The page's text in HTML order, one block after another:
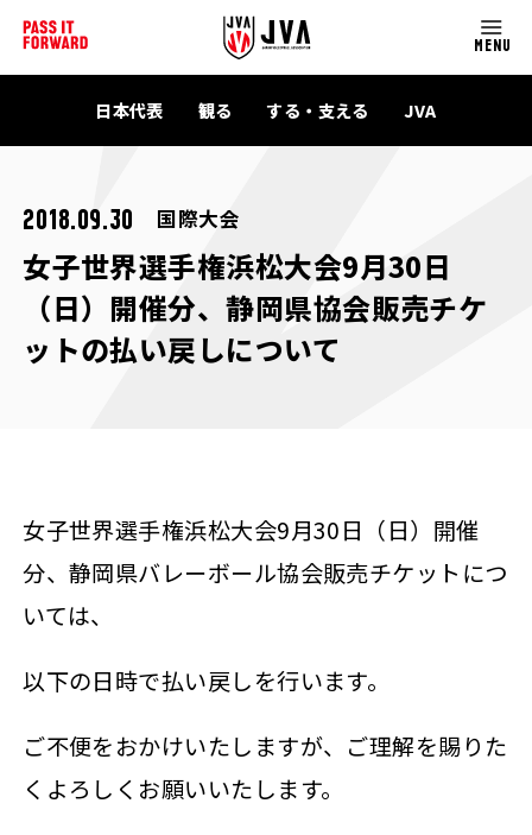
MENU
日本代表 観る する・支える JVA
2018.09.30 国際大会
女子世界選手権浜松大会9月30日
（日）開催分、静岡県協会販売チケ
ットの払い戻しについて
女子世界選手権浜松大会9月30日（日）開催
分、静岡県バレーボール協会販売チケットにつ
いては、
以下の日時で払い戻しを行います。
ご不便をおかけいたしますが、ご理解を賜りた
くよろしくお願いいたします。